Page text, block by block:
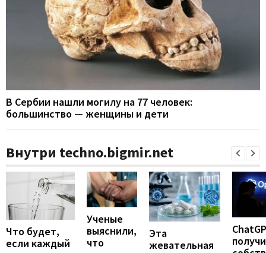
В Сербии нашли могилу на 77 человек:
большинство — женщины и дети
Внутри techno.bigmir.net
Что будет,
если каждый
Ученые
выяснили,
что
Эта
жевательная